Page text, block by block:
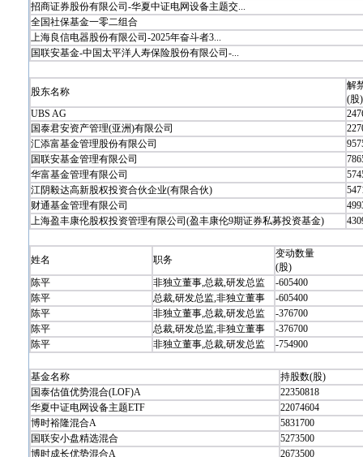
招商证券股份有限公司-华夏中证电网设备主题交...
全国社保基金一零二组合
上海良信电器股份有限公司-2025年奋斗者3...
国联安基金-中国太平洋人寿保险股份有限公司-...
股东名称
解
(股)
UBS AG
国泰君安资产管理(亚洲)有限公司
汇添富基金管理股份有限公司
国联安基金管理有限公司
华富基金管理有限公司
江阴毅达高新股权投资合伙企业(有限合伙)
财通基金管理有限公司
上海盈丰康伦股权投资管理有限公司(盈丰康伦9期证券私募投资基金)
姓名 职务
变动数量
(股)
陈平
非独立董事,总裁,研发总监
-605400
陈平
总裁,研发总监,非独立董事
-605400
陈平
非独立董事,总裁,研发总监
-376700
陈平
总裁,研发总监,非独立董事
-376700
陈平
非独立董事,总裁,研发总监 -754900
基金名称
持股数(股)
国泰估值优势混合(LOF)A
22350818
华夏中证电网设备主题ETF
22074604
博时裕隆混合A
5831700
国联安小盘精选混合
5273500
博时成长优势混合A
2673500